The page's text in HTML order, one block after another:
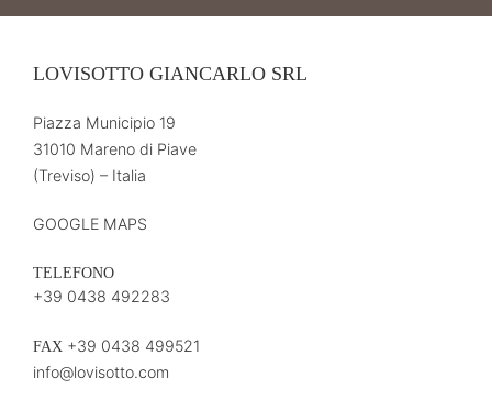
LOVISOTTO GIANCARLO SRL
Piazza Municipio 19
31010 Mareno di Piave
(Treviso) – Italia
GOOGLE MAPS
TELEFONO
+39 0438 492283
FAX +39 0438 499521
info@lovisotto.com